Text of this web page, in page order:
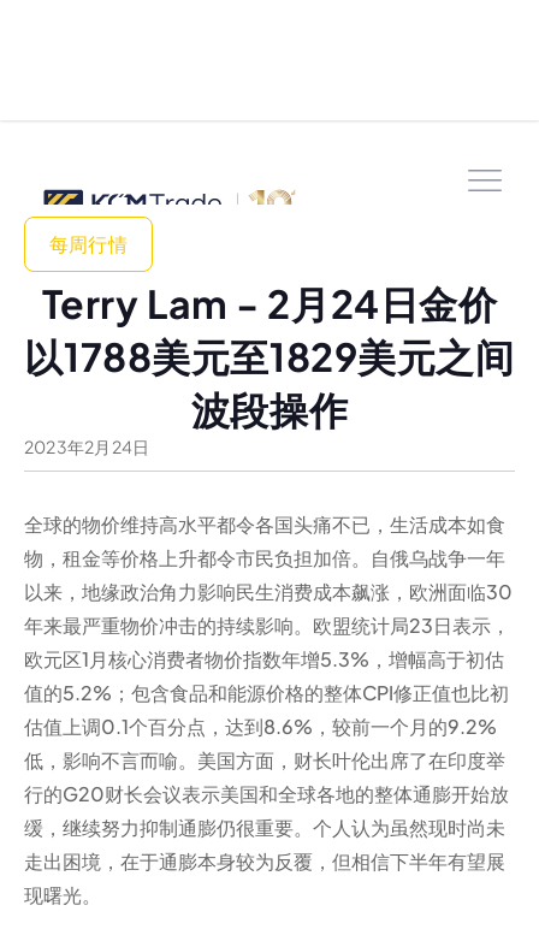
每周行情
Terry Lam - 2月24日金价
以1788美元至1829美元之间
波段操作
2023年2月 24日
全球的物价维持高水平都令各国头痛不已，生活成本如食
物，租金等价格上升都令市民负担加倍。自俄乌战争一年
以来，地缘政治角力影响民生消费成本飙涨，欧洲面临30
年来最严重物价冲击的持续影响。欧盟统计局23日表示，
欧元区1月核心消费者物价指数年增5.3%，增幅高于初估
值的5.2%；包含食品和能源价格的整体CPI修正值也比初
估值上调0.1个百分点，达到8.6%，较前一个月的9.2%
低，影响不言而喻。美国方面，财长叶伦出席了在印度举
行的G20财长会议表示美国和全球各地的整体通膨开始放
缓，继续努力抑制通膨仍很重要。个人认为虽然现时尚未
走出困境，在于通膨本身较为反覆，但相信下半年有望展
现曙光。